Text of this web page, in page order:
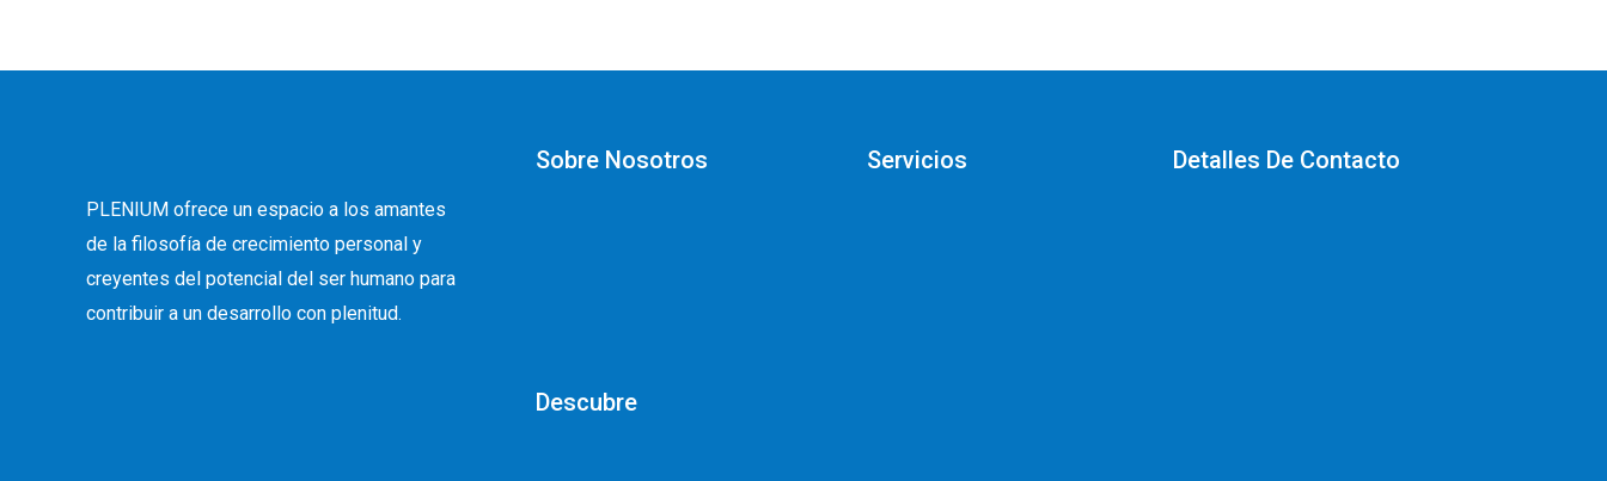
PLENIUM ofrece un espacio a los amantes
de la filosofía de crecimiento personal y
creyentes del potencial del ser humano para
contribuir a un desarrollo con plenitud.
Sobre Nosotros
Descubre
Servicios Detalles De Contacto